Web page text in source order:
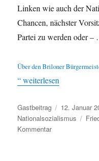
Linken wie auch der
Chancen, nächster
Partei zu werden oder –
Über den Briloner
“ weiterlesen
Autor
Gastbeitrag
Veröffentlicht
am
12. Januar
Nationalsozialismus
Kommentarzu